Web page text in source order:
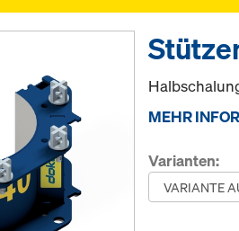
MEHR
Varianten: